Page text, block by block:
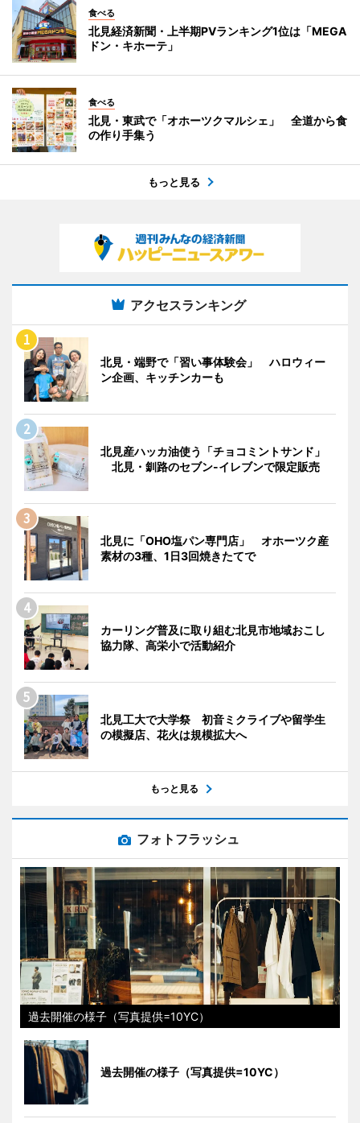
食べる
北見経済新聞・上半期PVランキング1位は「MEGA
ドン・キホーテ」
食べる
北見・東武で「オホーツクマルシェ」 全道から食
の作り手集う
もっと見る
アクセスランキング
北見・端野で「習い事体験会」 ハロウィー
ン企画、キッチンカーも
北見産ハッカ油使う「チョコミントサンド」
北見・釧路のセブン-イレブンで限定販売
北見に「OHO塩パン専門店」 オホーツク産
素材の3種、1日3回焼きたてで
カーリング普及に取り組む北見市地域おこし
協力隊、高栄小で活動紹介
北見工大で大学祭 初音ミクライブや留学生
の模擬店、花火は規模拡大へ
もっと見る
フォトフラッシュ
過去開催の様子（写真提供=10YC）
過去開催の様子（写真提供=10YC）